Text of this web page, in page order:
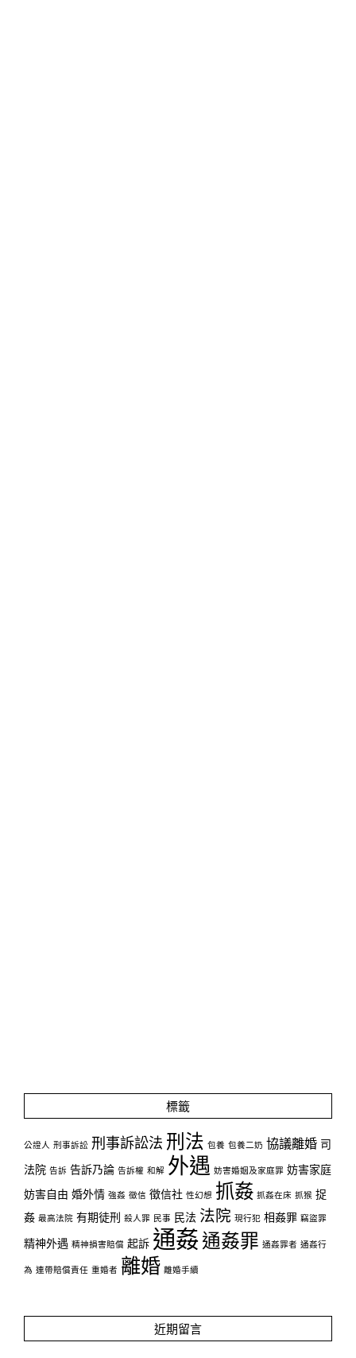
標籤
公證人 刑事訴訟 刑事訴訟法 刑法 包養 包養二奶 協議離婚 司
法院 告訴 告訴乃論 告訴權 和解 外遇 妨害婚姻及家庭罪 妨害家庭
妨害自由 婚外情 強姦 徵信 徵信社 性幻想 抓姦 抓姦在床 抓猴 捉
姦 最高法院 有期徒刑 殺人罪 民事 民法 法院 現行犯 相姦罪 竊盜罪
精神外遇 精神損害賠償 起訴 通姦通姦罪 通姦罪者 通姦行
為 連帶賠償責任 重婚者 離婚 離婚手續
近期留言